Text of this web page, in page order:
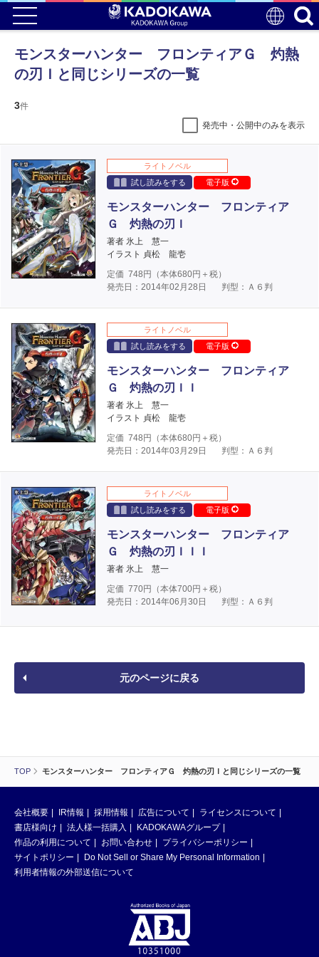
TOP モンスターハンター フロンティアＧ 灼熱の刃Ｉと同じシリーズの一覧
モンスターハンター フロンティアＧ 灼熱
の刃Ｉと同じシリーズの一覧
3件
発売中・公開中のみを表示
ライトノベル
試し読みをする
電子版
モンスターハンター フロンティア
Ｇ 灼熱の刃Ｉ
著者 氷上 慧一
イラスト 貞松 龍壱
定価 748 円（本体680円＋税）
発売日：2014年02月28日
判型：Ａ６判
ライトノベル
試し読みをする
電子版
モンスターハンター フロンティア
Ｇ 灼熱の刃ＩＩ
著者 氷上 慧一
イラスト 貞松 龍壱
定価 748 円（本体680円＋税）
発売日：2014年03月29日
判型：Ａ６判
ライトノベル
試し読みをする
電子版
モンスターハンター フロンティア
Ｇ 灼熱の刃ＩＩＩ
著者 氷上 慧一
定価 770円（本体700円＋税）
発売日：2014年06月30日
判型：Ａ６判
元のページに戻る
会社概要 IR情報 採用情報 広告について
ライセンスについて
書店様向け
法人様一括購入
KADOKAWAグループ
作品の利用について
お問い合わせ
プライバシーポリシー
サイトポリシー
Do Not Sell or Share My Personal Information
利用者情報の外部送信について